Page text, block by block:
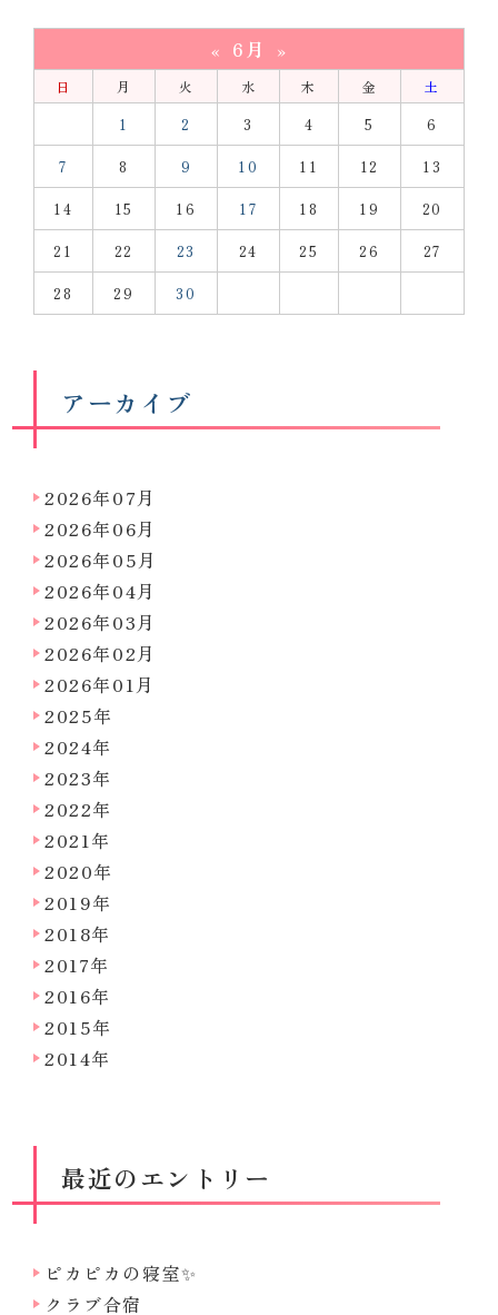
« 6月 »
日 月 火 水 木 金
土
1
2 3 4 5 6
7 8 9 10 11 12 13
14 15 16 17 18 19 20
21 22 23 24 25 26 27
28 29 30
アーカイブ
2026年07月
2026年06月
2026年05月
2026年04月
2026年03月
2026年02月
2026年01月
2025年
2024年
2023年
2022年
2021年
2020年
2019年
2018年
2017年
2016年
2015年
2014年
最近のエントリー
ピカピカの寝室✨
クラブ合宿